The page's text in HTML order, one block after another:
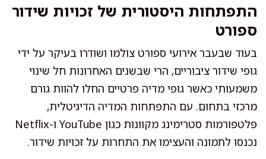
התפתחות היסטורית של זכויות שידור
ספורט
בעוד שבעבר אירועי ספורט צולמו ושודרו בעיקר על ידי
גופי שידור ציבוריים, הרי שבשנים האחרונות חל שינוי
משמעותי כאשר גופי מדיה פרטיים החלו להוות גורם
מרכזי בתחום. עם התפתחות המדיה הדיגיטלית,
פלטפורמות סטרימינג מקוונות כגון YouTube ו-Netflix
נכנסו לתמונה והעצימו את התחרות על זכויות שידור.